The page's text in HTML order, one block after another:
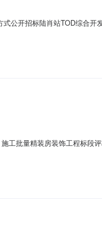
公开招标陆肖站TOD综合开
028-68174909招标代理机构
工批量精装房装饰工程标段
话/开标地点成都市公共资源